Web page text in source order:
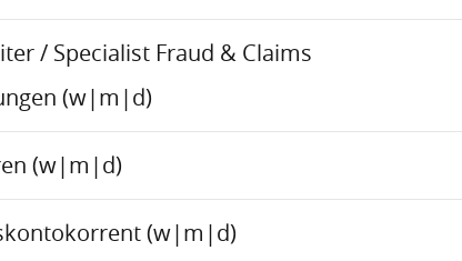
/ Specialist Fraud & Claims
(w|m|d)
(w|m|d)
(w|m|d)